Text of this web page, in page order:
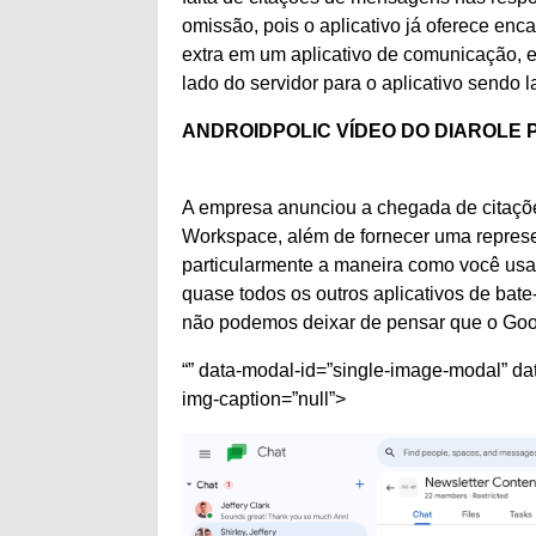
omissão, pois o aplicativo já oferece
extra em um aplicativo de comunicação,
lado do servidor para o aplicativo sendo
ANDROIDPOLIC VÍDEO DO DIA ROLE
A empresa anunciou a chegada de
Workspace, além de fornecer uma
particularmente a maneira como você
quase todos os outros aplicativos de
não podemos deixar de pensar que o
“” data-modal-id=”single-image-modal”
img-caption=”null”>